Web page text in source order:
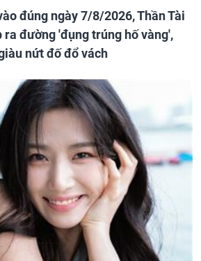
đúng ngày 7/8/2026, Thần Tài
ra đường 'đụng trúng hố vàng',
nứt đố đổ vách